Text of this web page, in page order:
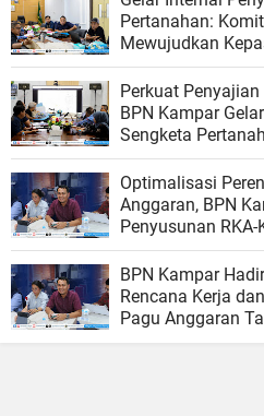
Pertanahan:
Mewujudkan
Masyarakat
Perkuat
BPN Kampar
Sengketa
Optimalisasi
Anggaran, BPN
Penyusunan
2027
BPN Kampar
Rencana Kerja
Pagu Anggaran